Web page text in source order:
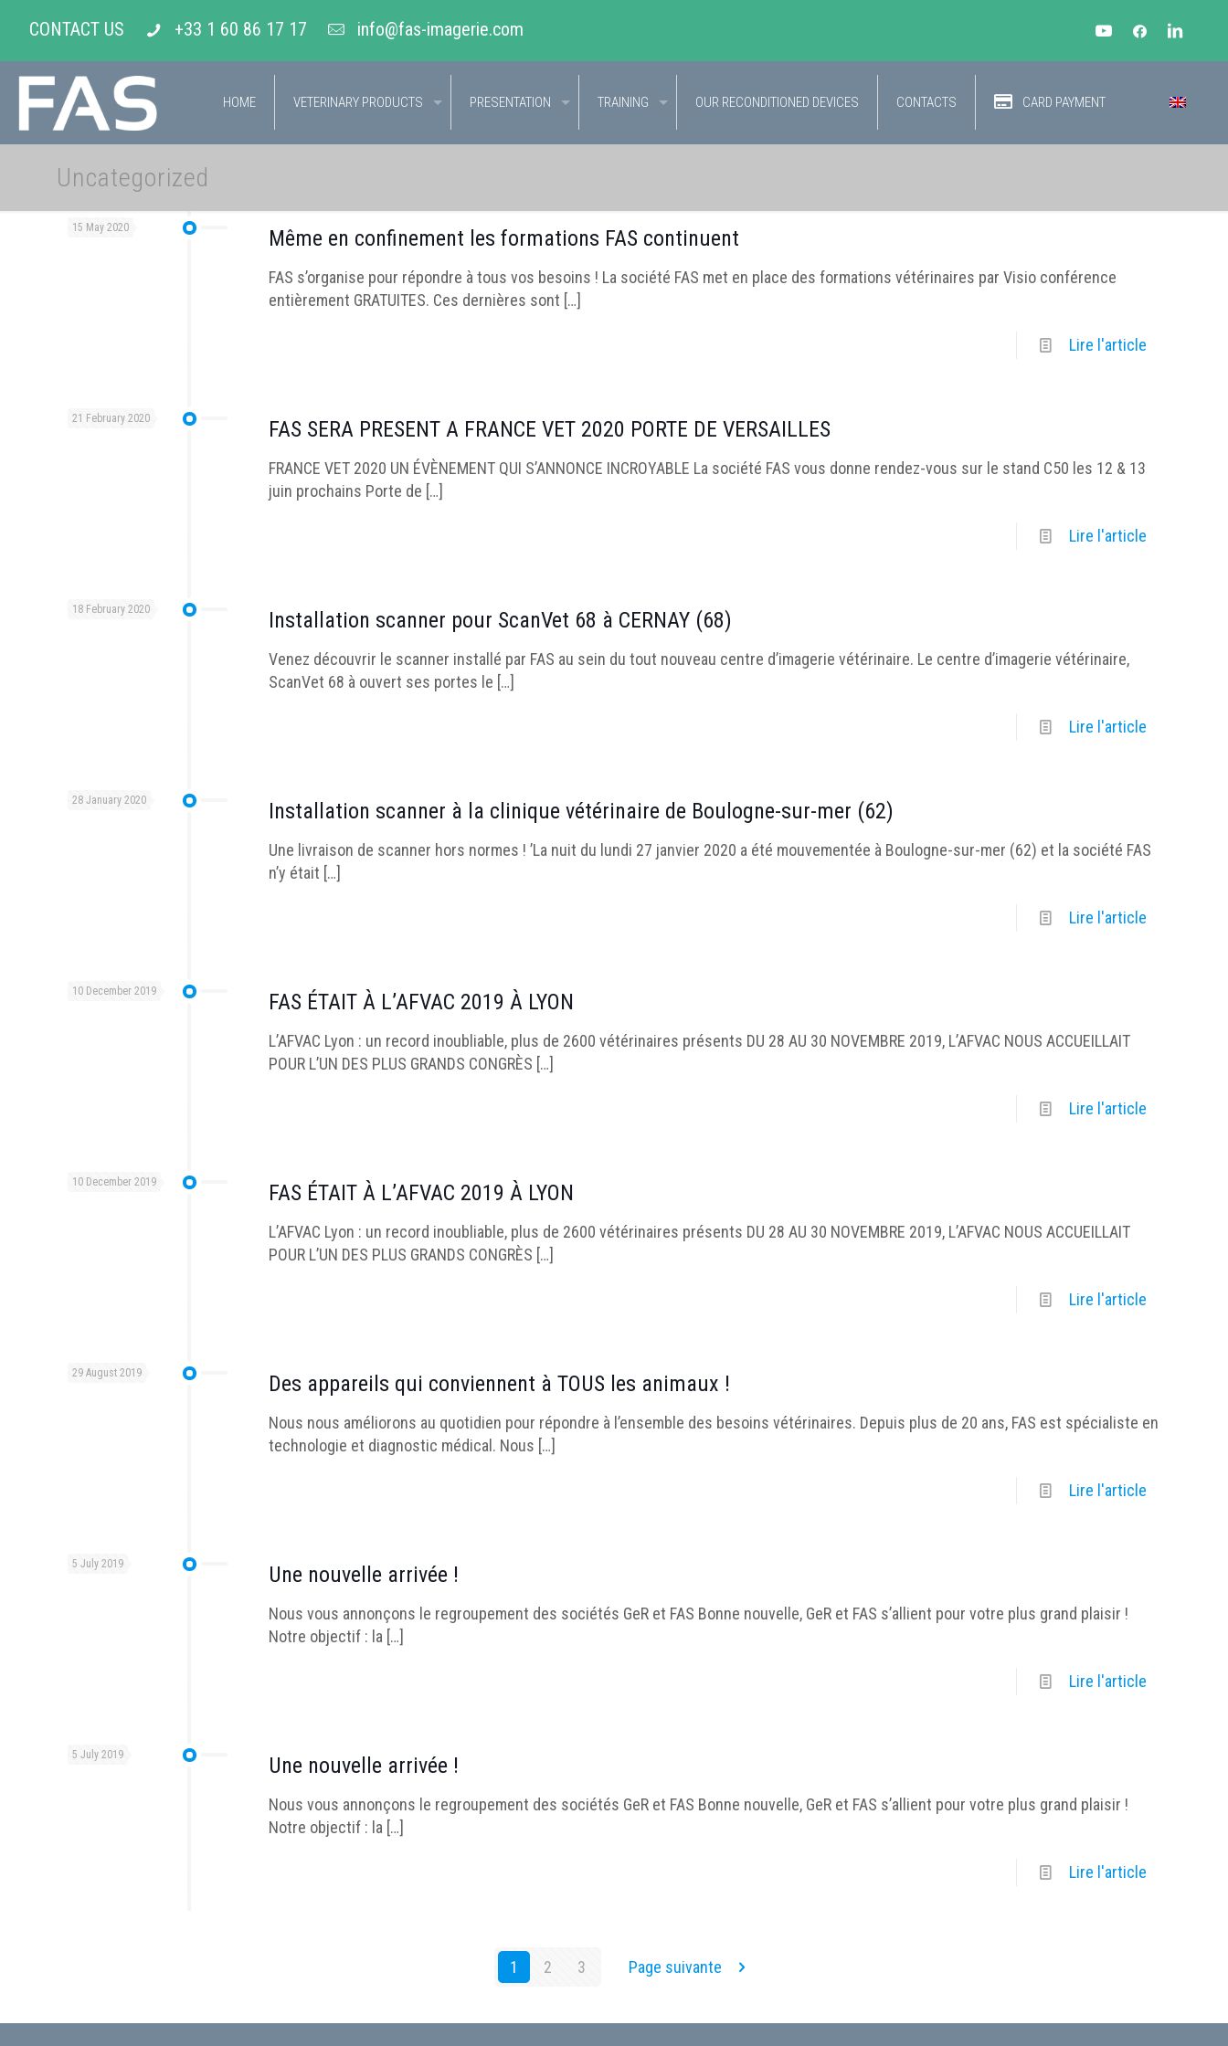
CONTACT US +33 1 60 86 17 17 info@fas-imagerie.com
HOME VETERINARY PRODUCTS PRESENTATION TRAINING OUR RECONDITIONED DEVICES CONTACTS CARD PAYMENT
Uncategorized
15 May 2020 Même en confinement les formations FAS continuent
FAS s’organise pour répondre à tous vos besoins ! La société FAS met en place des formations vétérinaires par Visio conférence
entièrement GRATUITES. Ces dernières sont […]
Lire l'article
21 February 2020 FAS SERA PRESENT A FRANCE VET 2020 PORTE DE VERSAILLES
FRANCE VET 2020 UN ÉVÈNEMENT QUI S’ANNONCE INCROYABLE La société FAS vous donne rendez-vous sur le stand C50 les 12 & 13
juin prochains Porte de […]
Lire l'article
18 February 2020 Installation scanner pour ScanVet 68 à CERNAY (68)
Venez découvrir le scanner installé par FAS au sein du tout nouveau centre d’imagerie vétérinaire. Le centre d’imagerie vétérinaire,
ScanVet 68 à ouvert ses portes le […]
Lire l'article
28 January 2020 Installation scanner à la clinique vétérinaire de Boulogne-sur-mer (62)
Une livraison de scanner hors normes ! ’La nuit du lundi 27 janvier 2020 a été mouvementée à Boulogne-sur-mer (62) et la société FAS
n’y était […]
Lire l'article
10 December 2019 FAS ÉTAIT À L’AFVAC 2019 À LYON
L’AFVAC Lyon : un record inoubliable, plus de 2600 vétérinaires présents DU 28 AU 30 NOVEMBRE 2019, L’AFVAC NOUS ACCUEILLAIT
POUR L’UN DES PLUS GRANDS CONGRÈS […]
Lire l'article
10 December 2019 FAS ÉTAIT À L’AFVAC 2019 À LYON
L’AFVAC Lyon : un record inoubliable, plus de 2600 vétérinaires présents DU 28 AU 30 NOVEMBRE 2019, L’AFVAC NOUS ACCUEILLAIT
POUR L’UN DES PLUS GRANDS CONGRÈS […]
Lire l'article
29 August 2019 Des appareils qui conviennent à TOUS les animaux !
Nous nous améliorons au quotidien pour répondre à l’ensemble des besoins vétérinaires. Depuis plus de 20 ans, FAS est spécialiste en
technologie et diagnostic médical. Nous […]
Lire l'article
5 July 2019 Une nouvelle arrivée !
Nous vous annonçons le regroupement des sociétés GeR et FAS Bonne nouvelle, GeR et FAS s’allient pour votre plus grand plaisir !
Notre objectif : la […]
Lire l'article
5 July 2019 Une nouvelle arrivée !
Nous vous annonçons le regroupement des sociétés GeR et FAS Bonne nouvelle, GeR et FAS s’allient pour votre plus grand plaisir !
Notre objectif : la […]
Lire l'article
1 2 3 Page suivante